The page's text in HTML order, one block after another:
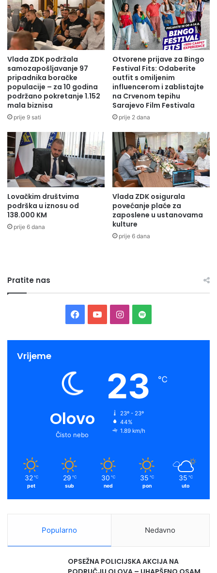
HR prakse.
Priznanja za Najbolju HR praksu u BiH!
I ove godine, uz specijalna predavanja stručnjaka,
centralno mjesto zauzima predstavljanje i izbor za Najbolje
HR prakse Bosne i Hercegovine. Ovaj dio konferencije
omogućava učesnicima da se upoznaju sa praktičnim
iskustvima kompanija iz BiH koje mogu primijeniti i u svom
okruženju. Pored toga, cilj je nagraditi najbolje HR prakse i
HR praksu možete prijaviti najdalje do21. septembra 2023.
godine putem web stranice
www.drive.baodnosno
putemlinka.
Za DRIVE 2023 konferenciju se možete prijaviti putem
web stranice
ili putemlinka
Kolektiv d.o.o/
Vlada ZDK podržala
samozapošljavanje 97
pripadnika boračke
populacije – za 10 godina
podržano pokretanje 1.152
mala biznisa
prije 9 sati
Otvorene prijave za Bingo
Festival Fits: Odaberite
outfit s omiljenim
influencerom i zablistajte
na Crvenom tepihu
Sarajevo Film Festivala
prije 2 dana
Lovačkim društvima
podrška u iznosu od
138.000 KM
prije 6 dana
Vlada ZDK osigurala
povećanje plaće za
zaposlene u ustanovama
kulture
prije 6 dana
Pratite nas
Facebook
YouTubeInstagram
Spotify
Vrijeme
Olovo
Čisto nebo
23 ℃
23º - 23º
44%
1.89 km/h
32 ℃
pet
29 ℃
sub
30 ℃
ned
35 ℃
pon
35 ℃
uto
Popularno Nedavno
OPSEŽNA POLICIJSKA AKCIJA NA